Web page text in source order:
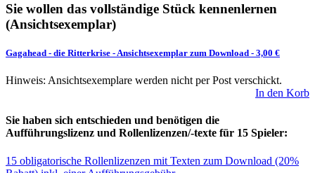
Sie wollen das vollständige Stück kennenlernen
(Ansichtsexemplar)
Gagahead - die Ritterkrise - Ansichtsexemplar zum Download - 3,00 €
Hinweis: Ansichtsexemplare werden nicht per Post verschickt.
In den Korb
Sie haben sich entschieden und benötigen die
Aufführungslizenz und Rollenlizenzen/-texte für 15 Spieler:
15 obligatorische Rollenlizenzen mit Texten zum Download (20%